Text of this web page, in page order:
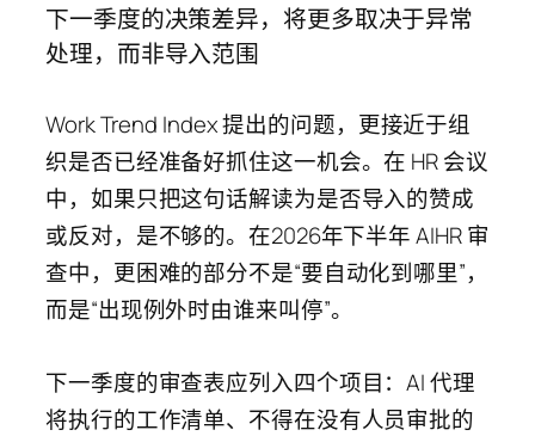
下一季度的决策差异，将更多取决于异常
处理，而非导入范围
Work Trend Index 提出的问题，更接近于组
织是否已经准备好抓住这一机会。在 HR 会议
中，如果只把这句话解读为是否导入的赞成
或反对，是不够的。在2026年下半年 AIHR 审
查中，更困难的部分不是“要自动化到哪里”，
而是“出现例外时由谁来叫停”。
下一季度的审查表应列入四个项目：AI 代理
将执行的工作清单、不得在没有人员审批的